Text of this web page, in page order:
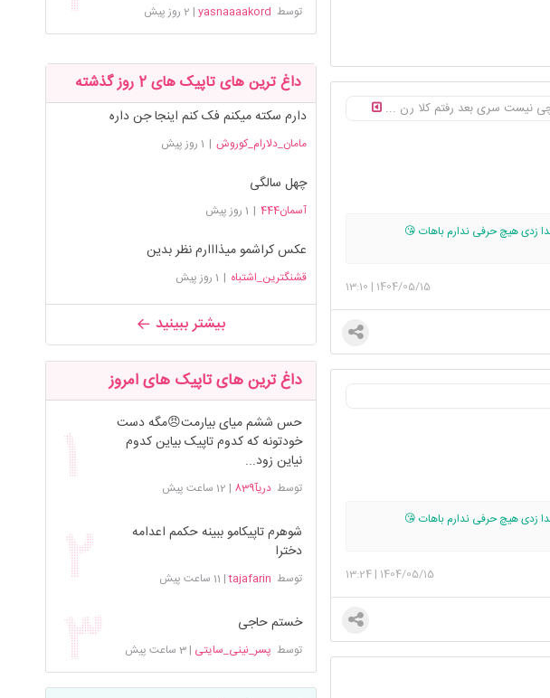
نیست سری بعد رفتم کلا رن ...
زدی هیچ حرفی ندارم باهات 😘
1404/05/15
|
13:10
زدی هیچ حرفی ندارم باهات 😘
1404/05/15
|
13:24
توسط yasnaaaakord
| 2 روز پیش
داغ ترین های تاپیک های 2 روز گذشته
دارم سکته میکنم فک کنم اینجا جن داره
مامان_دلارام_کوروش | 1 روز پیش
چهل سالگی
آسمان444 | 1 روز پیش
عکس کراشمو میذااارم نظر بدین
قشنگترین_اشتباه | 1 روز پیش
بیشتر ببینید
داغ ترین های تاپیک های امروز
حس ششم میای بیارمت😠مگه دست
خودتونه که کدوم تاپیک بیاین کدوم
نیاین زود...
توسطدریآ839 | 12 ساعت پیش
شوهرم تاپیکامو ببینه حکمم اعدامه
دخترا
توسط tajafarin
| 11 ساعت پیش
خستم حاجی
توسط پسر_نینی_سایتی |3 ساعت پیش